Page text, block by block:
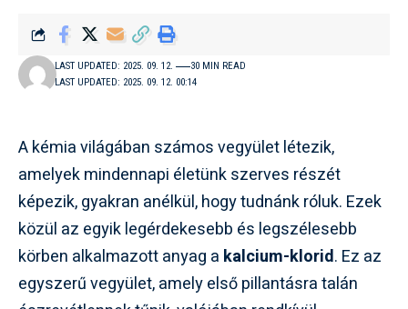
LAST UPDATED: 2025. 09. 12. 00:14
LAST UPDATED: 2025. 09. 12. 30 MIN READ
A kémia világában számos vegyület létezik,
amelyek mindennapi életünk szerves részét
képezik, gyakran anélkül, hogy tudnánk róluk. Ezek
közül az egyik legérdekesebb és legszélesebb
körben alkalmazott anyag a kalcium-klorid. Ez az
egyszerű vegyület, amely első pillantásra talán